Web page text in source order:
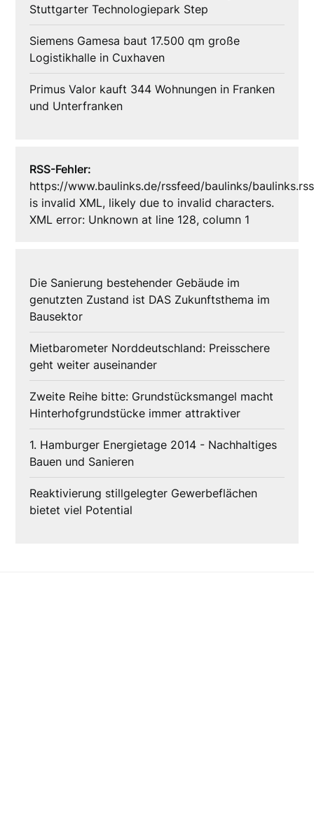
Stuttgarter Technologiepark Step
Siemens Gamesa baut 17.500 qm große
Logistikhalle in Cuxhaven
Primus Valor kauft 344 Wohnungen in Franken
und Unterfranken
RSS-Fehler:
https://www.baulinks.de/rssfeed/baulinks/baulinks.rss
is invalid XML, likely due to invalid characters.
XML error: Unknown at line 128, column 1
Die Sanierung bestehender Gebäude im
genutzten Zustand ist DAS Zukunftsthema im
Bausektor
Mietbarometer Norddeutschland: Preisschere
geht weiter auseinander
Zweite Reihe bitte: Grundstücksmangel macht
Hinterhofgrundstücke immer attraktiver
1. Hamburger Energietage 2014 - Nachhaltiges
Bauen und Sanieren
Reaktivierung stillgelegter Gewerbeflächen
bietet viel Potential